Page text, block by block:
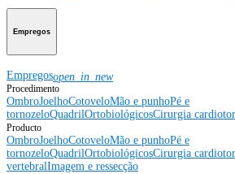
Empregos
Empregosopen_in_new
Procedimento
OmbroJoelhoCotoveloMão e punhoPé e
tornozeloQuadrilOrtobiológicosCirurgia
Producto
OmbroJoelhoCotoveloMão e punhoPé e
tornozeloQuadrilOrtobiológicosCirurgia
vertebralImagem e ressecção